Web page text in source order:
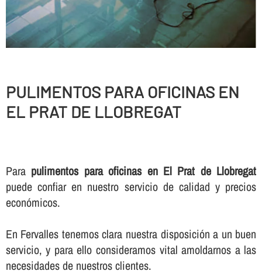
PULIMENTOS PARA OFICINAS EN
EL PRAT DE LLOBREGAT
Para pulimentos para oficinas en El Prat de Llobregat
puede confiar en nuestro servicio de calidad y precios
económicos.
En Fervalles tenemos clara nuestra disposición a un buen
servicio, y para ello consideramos vital amoldarnos a las
necesidades de nuestros clientes.